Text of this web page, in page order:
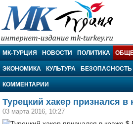
МК-Турция
МК-ТУРЦИЯ НОВОСТИ ПОЛИТИКА
ЭКОНОМИКА КУЛЬТУРА БЕЗОПАСНОСТЬ
КОММЕНТАРИИ
Турецкий хакер признался в
03 марта 2016, 10:27